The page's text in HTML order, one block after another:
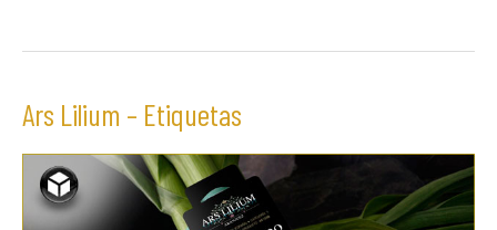
Ars Lilium – Etiquetas
Ars
Etiquetas